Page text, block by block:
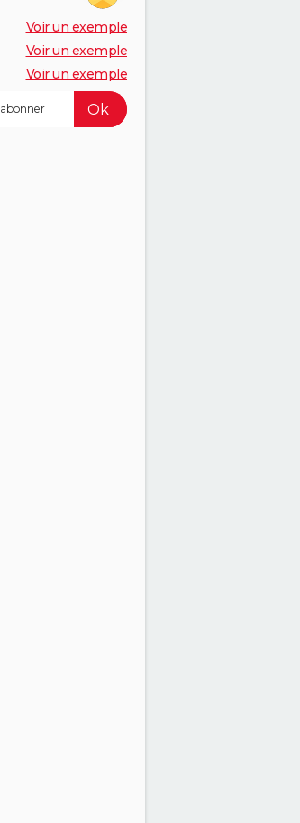
Voir un exemple
Voir un exemple
Voir un exemple